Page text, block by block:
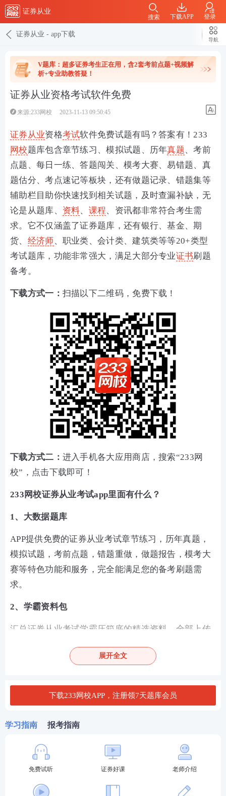
证券从业
下载APP 登录
搜索
证券从业 - app下载
导航
V题库：超多证券考生正在用，含2套考前点题+视频解
析+专业助教答疑！
证券从业资格考试软件免费
来源:233网校 2023-11-13 09:50:45
证券从业资格考试软件免费试题有吗？答案有！233
网校题库包含章节练习、模拟试题、历年真题、考前
点题、每日一练、答题闯关、模考大赛、易错题、真
题估分、考点速记等板块，还有做题记录、错题集等
辅助栏目助你快速找到相关试题，及时查漏补缺，无
论是从题库、 资料、 课程、资讯都非常符合考生需
求。它不仅涵盖了证券题库，还有银行、基金、期
货、 经济师、职业类、会计类、建筑类等等20+类型
考试题库，功能非常强大，满足大部分专业证书刷题
备考。
下载方式一： 扫描以下二维码，免费下载！
下载方式二： 进入手机各大应用商店，搜索“233网
校”，点击下载即可！
233网校证券从业考试app里面有什么？
1、大数据题库
APP提供免费的证券从业考试章节练习，历年真题，
模拟试题，考前点题，错题重做，做题报告，模考大
赛等特色功能和服务，完全能满足您的备考刷题需
求。
2、学霸资料包
汇总证券从业考试学霸压箱底的精选资料，全部上传
随时随地看一看。包含：历年真题，思维导图，模拟
3、干货笔记
分享后即可免费阅读证券从业考试全部干货笔记，方
师精心整理的干货资料，赶紧去下载233网校APP收藏
下来吧。
4、模考大赛
展开全文
下载233网校APP，注册领7天题库会员
学习指南 报考指南
免费试听 证券好课 老师介绍